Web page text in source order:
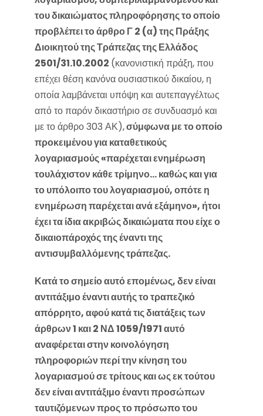
του δικαιώματος πληροφόρησης το οποίο
προβλέπει το άρθρο Γ 2 (α) της Πράξης
Διοικητού της Τράπεζας της Ελλάδος
2501/31.10.2002 (κανονιστική πράξη, που
επέχει θέση κανόνα ουσιαστικού δικαίου, η
οποία λαμβάνεται υπόψη και αυτεπαγγέλτως
από το παρόν δικαστήριο σε συνδυασμό και
με το άρθρο 303 ΑΚ),σύμφωνα με το οποίο
προκειμένου για καταθετικούς
λογαριασμούς «παρέχεται ενημέρωση
τουλάχιστον κάθε τρίμηνο… καθώς και για
το υπόλοιπο του λογαριασμού, οπότε η
ενημέρωση παρέχεται ανά εξάμηνο», ήτοι
έχει τα ίδια ακριβώς δικαιώματα που είχε ο
δικαιοπάροχός της έναντι της
αντισυμβαλλόμενης τράπεζας.
Κατά το σημείο αυτό επομένως, δεν είναι
αντιτάξιμο έναντι αυτής το τραπεζικό
απόρρητο, αφού κατά τις διατάξεις των
άρθρων 1 και 2 ΝΔ 1059/1971 αυτό
αναφέρεται στην κοινολόγηση
πληροφοριών περί την κίνηση του
λογαριασμού σε τρίτους και ως εκ τούτου
δεν είναι αντιτάξιμο έναντι προσώπων
ταυτιζόμενων προς το πρόσωπο του